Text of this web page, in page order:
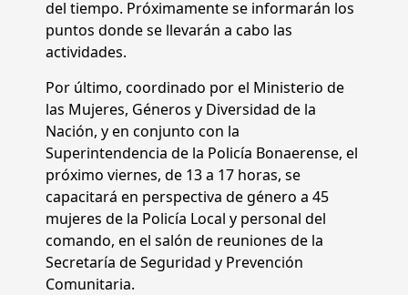
del tiempo. Próximamente se informarán los
puntos donde se llevarán a cabo las
actividades.
Por último, coordinado por el Ministerio de
las Mujeres, Géneros y Diversidad de la
Nación, y en conjunto con la
Superintendencia de la Policía Bonaerense, el
próximo viernes, de 13 a 17 horas, se
capacitará en perspectiva de género a 45
mujeres de la Policía Local y personal del
comando, en el salón de reuniones de la
Secretaría de Seguridad y Prevención
Comunitaria.